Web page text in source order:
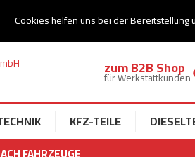
Cookies helfen uns bei der Bereitstellung
für Dieseltechnik
zum B2B Shop
für Werkstattkunden
KFZ-TEILE